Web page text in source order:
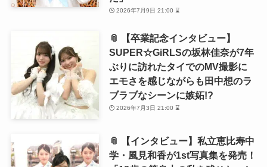
2026年7月9日 21:00 ⌛
📎 【卒業記念インタビュー】
SUPER☆GiRLSの坂林佳奈が7年
ぶりに訪れたタイでのMV撮影に
エモさを感じながらも田中想のラ
ブラブなシーンに嫉妬!?
2026年7月3日 21:00 ⌛
📎 【インタビュー】私立恵比寿中
学・風見和香が1st写真集を発売！